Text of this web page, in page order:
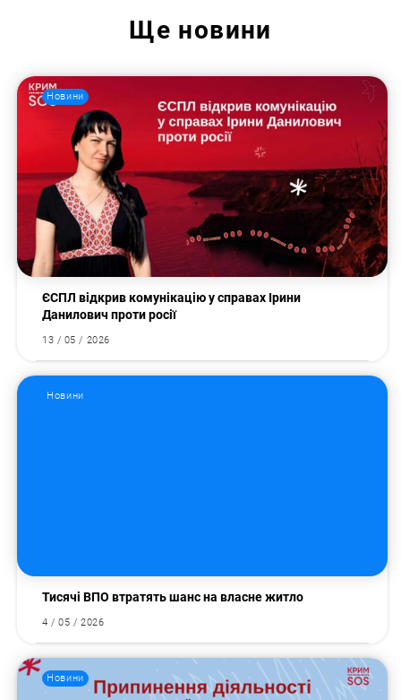
Пошук за запитом:
Ще новини
Новини
ЄСПЛ відкрив комунікацію у справах Ірини
Данилович проти росії
13 / 05 / 2026
Новини
Тисячі ВПО втратять шанс на власне житло
4 / 05 / 2026
Новини